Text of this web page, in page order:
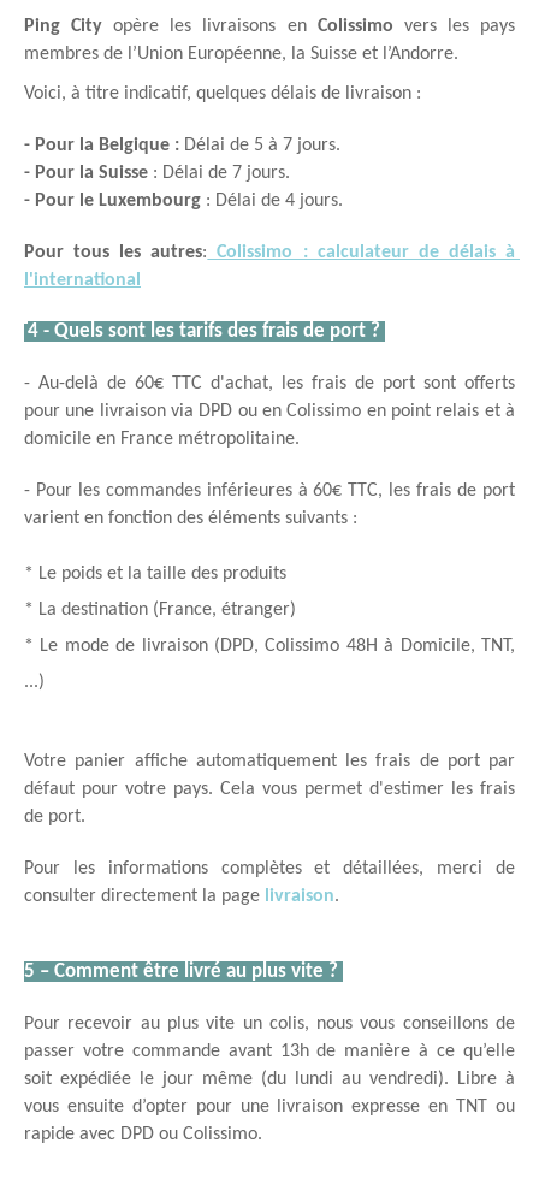
Ping City opère les livraisons en Colissimo vers les pays
membres de l’Union Européenne, la Suisse et l’Andorre.
Voici, à titre indicatif, quelques délais de livraison :
- Pour la Belgique : Délai de 5 à 7 jours.
- Pour la Suisse : Délai de 7 jours.
- Pour le Luxembourg : Délai de 4 jours.
Pour tous les autres: Colissimo : calculateur de délais à
l'international
4 - Quels sont les tarifs des frais de port ?
- Au-delà de 60€ TTC d'achat, les frais de port sont offerts
pour une livraison via DPD ou en Colissimo en point relais et à
domicile en France métropolitaine.
- Pour les commandes inférieures à 60€ TTC, les frais de port
varient en fonction des éléments suivants :
* Le poids et la taille des produits
* La destination (France, étranger)
* Le mode de livraison (DPD, Colissimo 48H à Domicile, TNT,
...)
Votre panier affiche automatiquement les frais de port par
défaut pour votre pays. Cela vous permet d'estimer les frais
de port.
Pour les informations complètes et détaillées, merci de
consulter directement la page livraison.
5 – Comment être livré au plus vite ?
Pour recevoir au plus vite un colis, nous vous conseillons de
passer votre commande avant 13h de manière à ce qu’elle
soit expédiée le jour même (du lundi au vendredi). Libre à
vous ensuite d’opter pour une livraison expresse en TNT ou
rapide avec DPD ou Colissimo.